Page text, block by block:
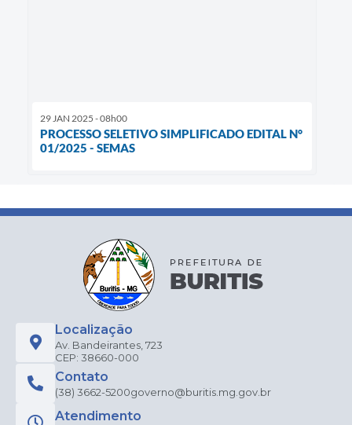
29 JAN 2025 - 08h00
PROCESSO SELETIVO SIMPLIFICADO EDITAL N°
01/2025 - SEMAS
Localização
Av. Bandeirantes, 723
CEP: 38660-000
Contato
(38) 3662-5200governo@buritis.mg.gov.br
Atendimento